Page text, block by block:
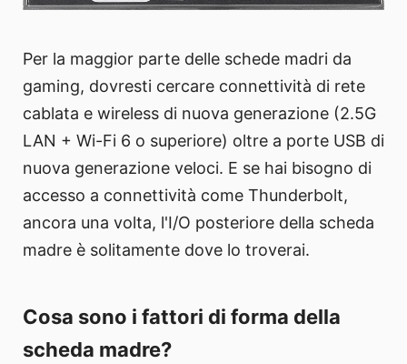
Per la maggior parte delle schede madri da
gaming, dovresti cercare connettività di rete
cablata e wireless di nuova generazione (2.5G
LAN + Wi-Fi 6 o superiore) oltre a porte USB di
nuova generazione veloci. E se hai bisogno di
accesso a connettività come Thunderbolt,
ancora una volta, l'I/O posteriore della scheda
madre è solitamente dove lo troverai.
Cosa sono i fattori di forma della
scheda madre?